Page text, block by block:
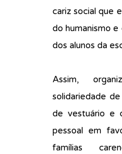
cariz social que
do humanismo
dos alunos da
Assim,
solidariedade
de vestuário e
pessoal em
famílias